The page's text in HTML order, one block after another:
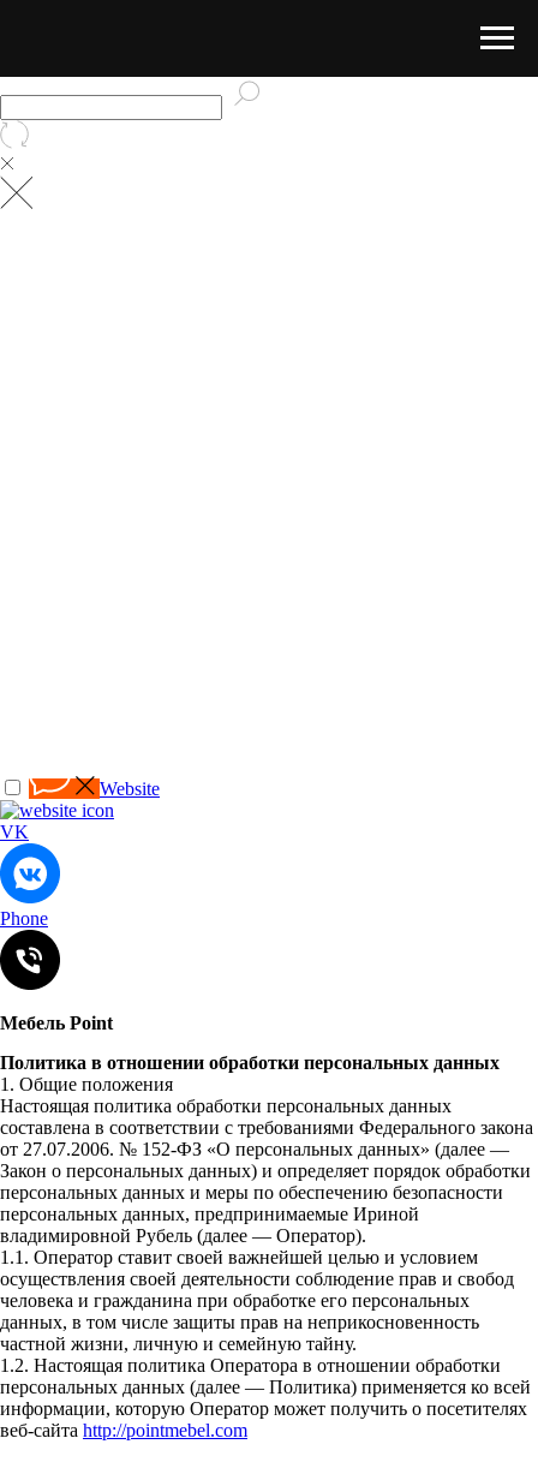
Website
VK
Phone
Мебель Point
Политика в отношении обработки персональных данных
1. Общие положения
Настоящая политика обработки персональных данных
составлена в соответствии с требованиями Федерального закона
от 27.07.2006. № 152-ФЗ «О персональных данных» (далее —
Закон о персональных данных) и определяет порядок обработки
персональных данных и меры по обеспечению безопасности
персональных данных, предпринимаемые Ириной
владимировной Рубель (далее — Оператор).
1.1. Оператор ставит своей важнейшей целью и условием
осуществления своей деятельности соблюдение прав и свобод
человека и гражданина при обработке его персональных
данных, в том числе защиты прав на неприкосновенность
частной жизни, личную и семейную тайну.
1.2. Настоящая политика Оператора в отношении обработки
персональных данных (далее — Политика) применяется ко всей
информации, которую Оператор может получить о посетителях
веб-сайта http://pointmebel.com